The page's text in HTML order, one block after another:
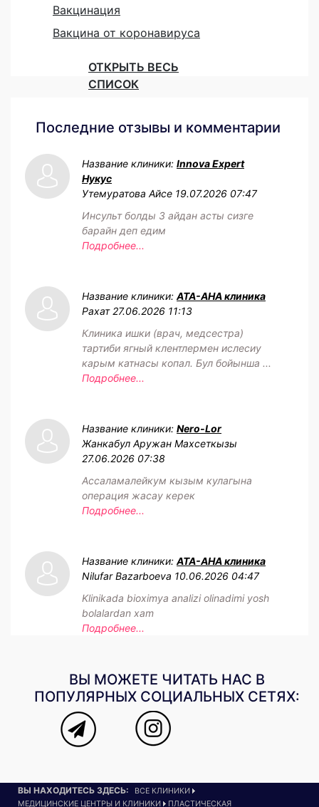
Вакцинация
Вакцина от коронавируса
ОТКРЫТЬ ВЕСЬ
СПИСОК
Последние отзывы и комментарии
Название клиники: Innova Expert
Нукус
Утемуратова Айсе 19.07.2026 07:47
Инсульт болды 3 айдан асты сизге
барайн деп едим
Подробнее...
Название клиники: АТА-АНА клиника
Рахат 27.06.2026 11:13
Клиника ишки (врач, медсестра)
тартиби ягный клентлермен ислесиу
карым катнасы копал. Бул бойынша ...
Подробнее...
Название клиники: Nero-Lor
Жанкабул Аружан Махсеткызы
27.06.2026 07:38
Ассаламалейкум кызым кулагына
операция жасау керек
Подробнее...
Название клиники: АТА-АНА клиника
Nilufar Bazarboeva 10.06.2026 04:47
Klinikada bioximya analizi olinadimi yosh
bolalardan xam
Подробнее...
ВЫ МОЖЕТЕ ЧИТАТЬ НАС В
ПОПУЛЯРНЫХ СОЦИАЛЬНЫХ СЕТЯХ:
ВЫ НАХОДИТЕСЬ ЗДЕСЬ:
ВСЕ КЛИНИКИ
МЕДИЦИНСКИЕ ЦЕНТРЫ И КЛИНИКИ
ПЛАСТИЧЕСКАЯ